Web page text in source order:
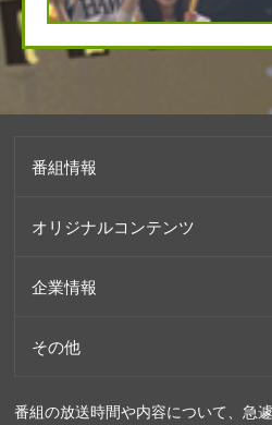
番組情報
オリジナルコンテンツ
企業情報
その他
番組の放送時間や内容について、急